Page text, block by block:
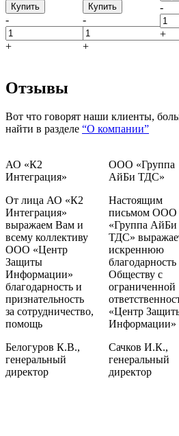
Купить
-
+
Купить
-
+
-
+
Отзывы
Вот что говорят наши клиенты,
найти в разделе “О компании”
АО «К2
Интеграция»
От лица АО «К2
Интеграция»
выражаем Вам и
всему коллективу
ООО «Центр
Защиты
Информации»
благодарность и
признательность
за сотрудничество,
помощь
Белогуров К.В.,
генеральный
директор
ООО «Группа
АйБи ТДС»
Настоящим
письмом ООО
«Группа АйБи
ТДС»
искреннюю
благодарность
Обществу с
ограниченной
«Центр
Информации»
Сачков И.К.,
генеральный
директор